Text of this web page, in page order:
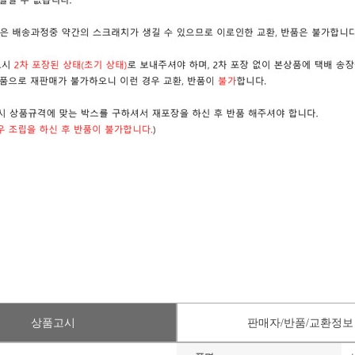
상품고시 판매자/반품/교환정보